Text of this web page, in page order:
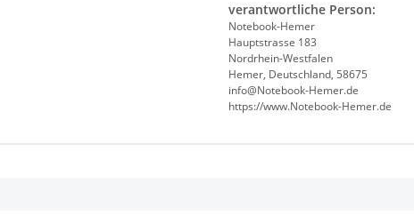
verantwortliche Person:
Notebook-Hemer
Hauptstrasse 183
Nordrhein-Westfalen
Hemer, Deutschland, 58675
info@Notebook-Hemer.de
https://www.Notebook-Hemer.de